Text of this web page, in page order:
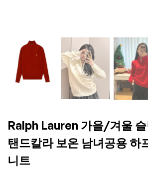
Ralph Lauren 가을/겨울
탠드칼라 보온 남녀공용 하
니트